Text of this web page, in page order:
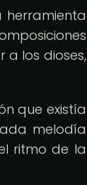
herramienta
a los dioses,
que existía
melodía
ritmo de la